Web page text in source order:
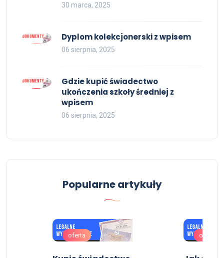
30 marca, 2025
Dyplom kolekcjonerski z wpisem
06 sierpnia, 2025
Gdzie kupić świadectwo
ukończenia szkoły średniej z
wpisem
06 sierpnia, 2025
Popularne artykuły
oferta oferta